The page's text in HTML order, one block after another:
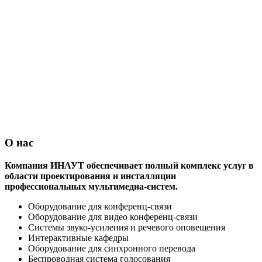
О нас
Компания ИНАУТ обеспечивает полный комплекс услуг в
области проектирования и инсталляции
профессиональных мультимедиа-систем.
Оборудование для конференц-связи
Оборудование для видео конференц-связи
Системы звуко-усиления и речевого оповещения
Интерактивные кафедры
Оборудование для синхронного перевода
Беспроводная система голосования